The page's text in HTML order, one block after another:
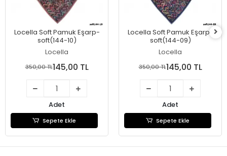
Locella Soft Pamuk Eşarp-
soft(144-10)
Locella
350,00 TL145,00 TL
Adet
Sepete Ekle
Locella Soft Pamuk Eşarp-
soft(144-09)
Locella
350,00 TL145,00 TL
Adet
Sepete Ekle